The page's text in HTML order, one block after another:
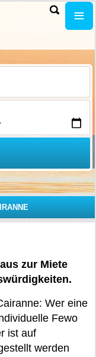
zur Miete
Wer eine
Fewo
ist auf
werden